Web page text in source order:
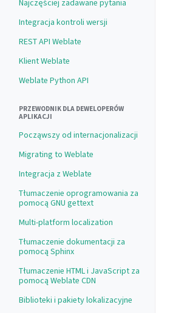
Najczęściej zadawane pytania
Integracja kontroli wersji
REST API Weblate
Klient Weblate
Weblate Python API
PRZEWODNIK DLA DEWELOPERÓW
APLIKACJI
Począwszy od internacjonalizacji
Migrating to Weblate
Integracja z Weblate
Tłumaczenie oprogramowania za
pomocą GNU gettext
Multi-platform localization
Tłumaczenie dokumentacji za
pomocą Sphinx
Tłumaczenie HTML i JavaScript za
pomocą Weblate CDN
Biblioteki i pakiety lokalizacyjne